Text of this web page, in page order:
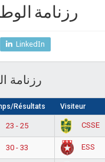
رزنامة الوطني
LinkedIn
رزنامة
Résultats Visiteur
23 - 25 CSSE
30 - 33 ESS